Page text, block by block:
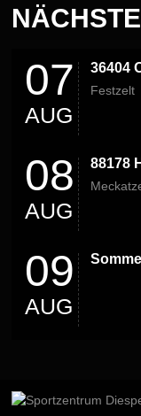
NÄCHSTE
07
AUG
36404
Festzelt
08
AUG
88178
09
AUG